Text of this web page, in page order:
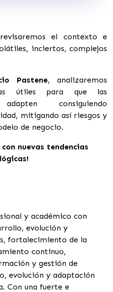
el contexto e
inciertos, complejos
Pastene, analizaremos
útiles para que las
consiguiendo
mitigando así riesgos y
de negocio.
nuevas tendencias
y académico con
evolución y
fortalecimiento de la
continuo,
y gestión de
evolución y adaptación
Con una fuerte e